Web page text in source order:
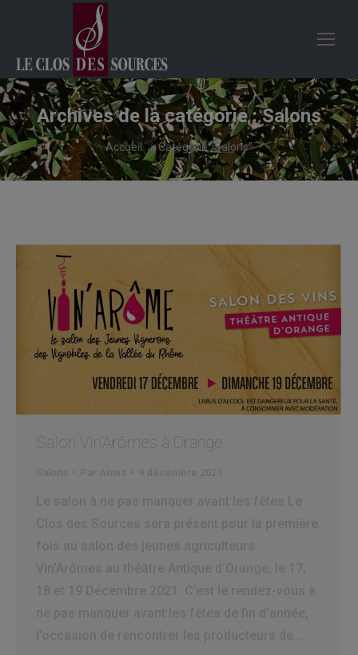
Archives de la catégorie :Salons
Vous êtes ici :
Accueil Catégorie "Salons"
Salon Vin’Arômes à Orange
Salons Par Anaïs 9 décembre 2021
Le salon à ne pas manquer avant les fêtes Le
Clos des Sources sera présent pour la première
fois au salon des jeunes agriculteurs
Vin’Arômes au théâtre Antique d’Orange, le 17,
18 et 19 Décembre 2021. C’est le rendez-vous à
ne pas manquer avant les fêtes de fin d’année,
l’occasion de rencontrer les producteurs de…